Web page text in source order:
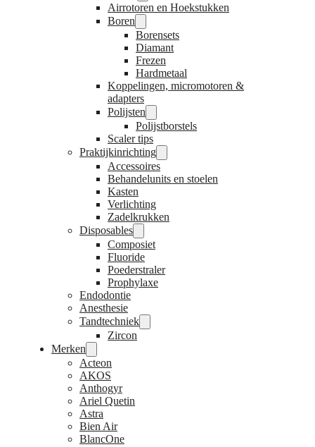
Airrotoren en Hoekstukken
Boren
Borensets
Diamant
Frezen
Hardmetaal
Koppelingen, micromotoren &
adapters
Polijsten
Polijstborstels
Scaler tips
Praktijkinrichting
Accessoires
Behandelunits en stoelen
Kasten
Verlichting
Zadelkrukken
Disposables
Composiet
Fluoride
Poederstraler
Prophylaxe
Endodontie
Anesthesie
Tandtechniek
Zircon
Merken
Acteon
AKOS
Anthogyr
Ariel Quetin
Astra
Bien Air
BlancOne